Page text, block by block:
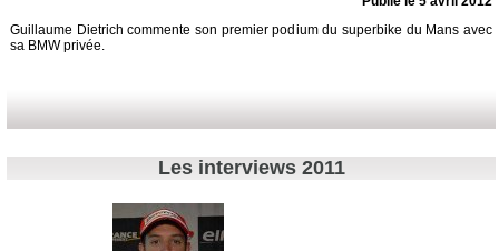
Guillaume Dietrich commente son premier podium du superbike du Mans avec
sa BMW privée.
Les interviews 2011